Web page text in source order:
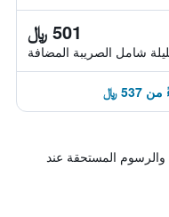
501 ﷼
شامل الصريبة المضافة
المستحقة عند